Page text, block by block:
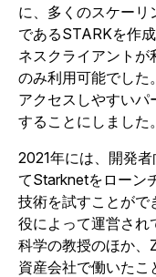
に、多くのスケー
であるSTARKを作
ネスクライアントが
のみ利用可能でした
アクセスしやすい
することにしました。
2021年には、開発
てStarknetをローン
技術を試すことが
役によって運営され
科学の教授のほか
資産会社で働いたこ